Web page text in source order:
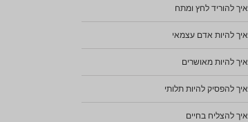
איך להוריד לחץ ומתח
איך להיות אדם עצמאי
איך להיות מאושרים
איך להפסיק להיות תלותי
איך להצליח בחיים